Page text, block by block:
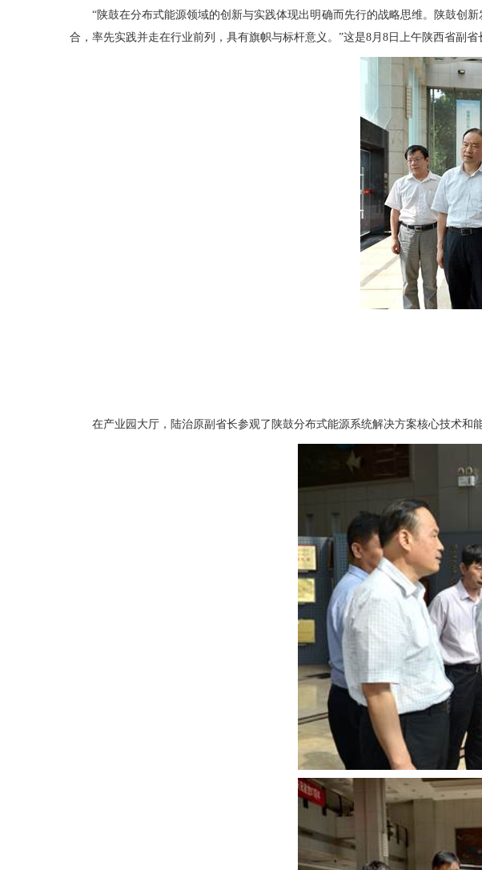
“陕鼓在分布式能源领域的创新与实践体现出明确而先行的战略思维。陕鼓创
合，率先实践并走在行业前列，具有旗帜与标杆意义。”这是8月8日上午陕西省副
在产业园大厅，陆治原副省长参观了陕鼓分布式能源系统解决方案核心技术和